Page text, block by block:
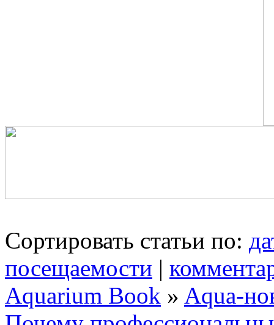
Сортировать статьи по:
посещаемости |
Aquarium Book » Aqua-